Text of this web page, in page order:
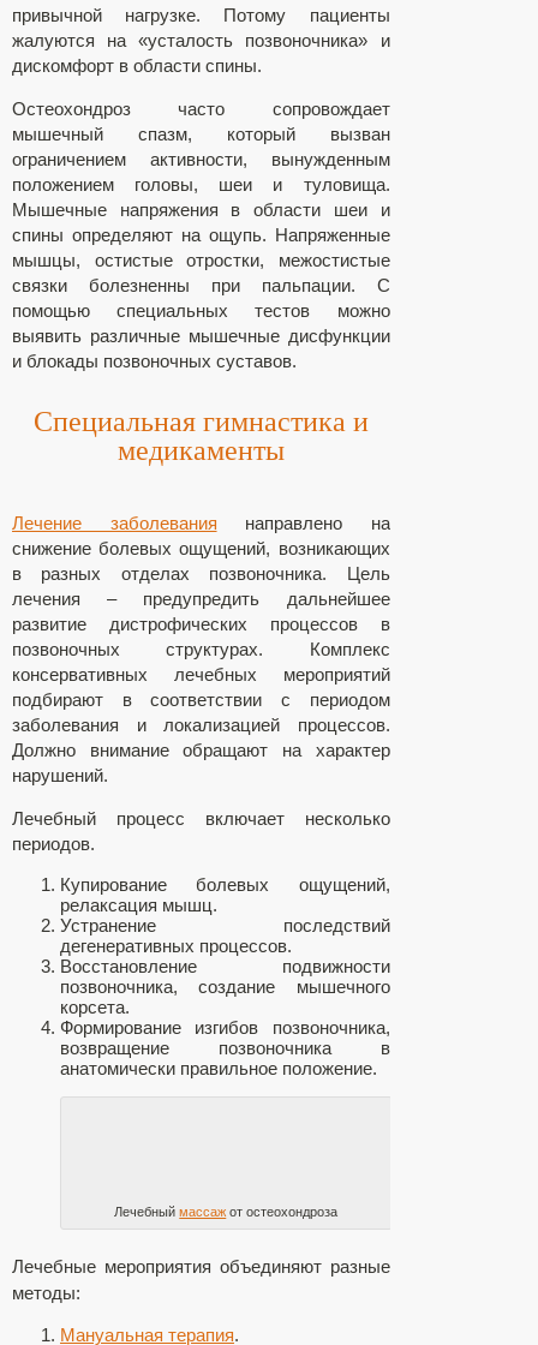
привычной нагрузке. Потому пациенты
жалуются на «усталость позвоночника» и
дискомфорт в области спины.
Остеохондроз часто сопровождает
мышечный спазм, который вызван
ограничением активности, вынужденным
положением головы, шеи и туловища.
Мышечные напряжения в области шеи и
спины определяют на ощупь. Напряженные
мышцы, остистые отростки, межостистые
связки болезненны при пальпации. С
помощью специальных тестов можно
выявить различные мышечные дисфункции
и блокады позвоночных суставов.
Специальная гимнастика и
медикаменты
Лечение заболевания направлено на
снижение болевых ощущений, возникающих
в разных отделах позвоночника. Цель
лечения – предупредить дальнейшее
развитие дистрофических процессов в
позвоночных структурах. Комплекс
консервативных лечебных мероприятий
подбирают в соответствии с периодом
заболевания и локализацией процессов.
Должно внимание обращают на характер
нарушений.
Лечебный процесс включает несколько
периодов.
Купирование болевых ощущений,
релаксация мышц.
Устранение последствий
дегенеративных процессов.
Восстановление подвижности
позвоночника, создание мышечного
корсета.
Формирование изгибов позвоночника,
возвращение позвоночника в
анатомически правильное положение.
Лечебныймассаж от остеохондроза
Лечебные мероприятия объединяют разные
методы:
Мануальная терапия.